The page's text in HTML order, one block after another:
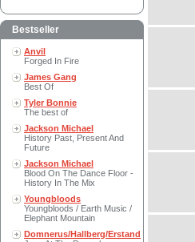
Bestseller
Anvil
Forged In Fire
James Gang
Best Of
Tyler Bonnie
The best of
Jackson Michael
History Past, Present And
Future
Jackson Michael
Blood On The Dance Floor -
History In The Mix
Youngbloods
Youngbloods / Earth Music /
Elephant Mountain
Domnerus/Hallberg/Erstand